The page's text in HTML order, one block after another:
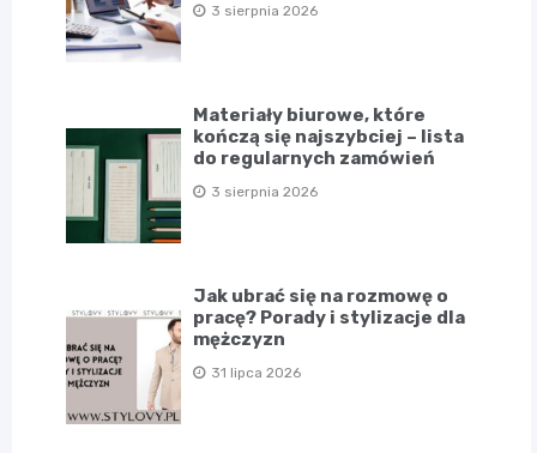
3 sierpnia 2026
Materiały biurowe, które
kończą się najszybciej – lista
do regularnych zamówień
3 sierpnia 2026
Jak ubrać się na rozmowę o
pracę? Porady i stylizacje dla
mężczyzn
31 lipca 2026